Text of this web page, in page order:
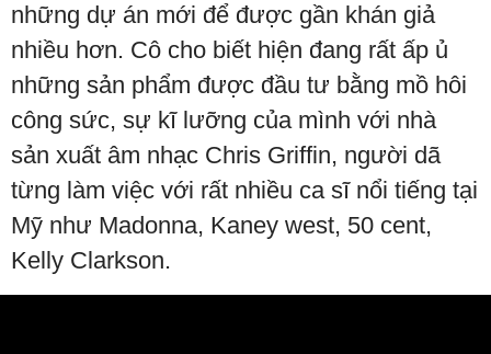
những dự án mới để được gần khán giả
nhiều hơn. Cô cho biết hiện đang rất ấp ủ
những sản phẩm được đầu tư bằng mồ hôi
công sức, sự kĩ lưỡng của mình với nhà
sản xuất âm nhạc Chris Griffin, người dã
từng làm việc với rất nhiều ca sĩ nổi tiếng tại
Mỹ như Madonna, Kaney west, 50 cent,
Kelly Clarkson.